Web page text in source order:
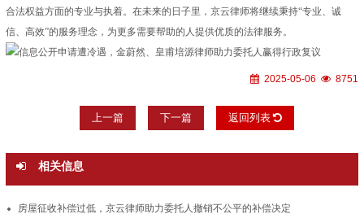
合法权益方面的专业与执着。在未来的日子里，京云律师将继续秉持“专业、诚
信、高效”的服务理念，为更多需要帮助的人提供优质的法律服务。
2025-05-06 8751
上一篇 下一篇 返回列表
相关信息
房屋征收补偿过低，京云律师助力委托人撤销不公平的补偿决定